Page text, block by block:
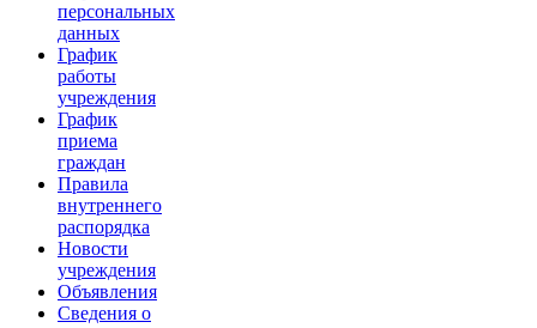
персональных
данных
График
работы
учреждения
График
приема
граждан
Правила
внутреннего
распорядка
Новости
учреждения
Объявления
Сведения о